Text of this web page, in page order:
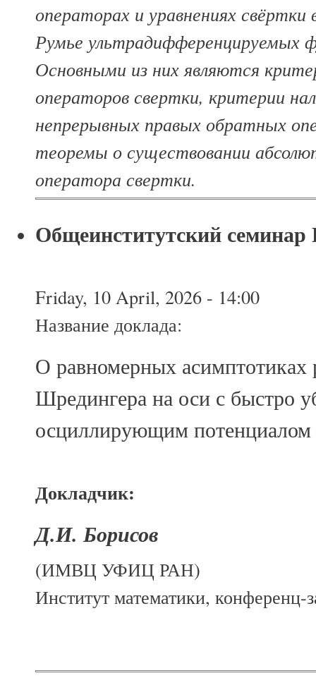
операторах и уравнениях
Румье ультрадифференцируемых
Основными из них являются
операторов свертки, критерии
непрерывных правых обратных
теоремы о существовании
оператора свертки.
Общеинститутский
Friday, 10 April, 2026 - 14:00
Название доклада:
О равномерных асимптотиках
Шредингера на оси с быстро
осциллирующим потенциалом
Докладчик:
Д.И. Борисов
(ИМВЦ УФИЦ РАН)
Институт математики, конференц-